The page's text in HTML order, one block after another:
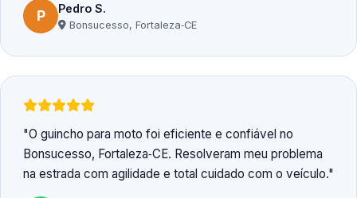
P Pedro S.
Bonsucesso, Fortaleza‑CE
O guincho para moto foi eficiente e confiável no
Bonsucesso, Fortaleza‑CE. Resolveram meu problema
na estrada com agilidade e total cuidado com o veículo.